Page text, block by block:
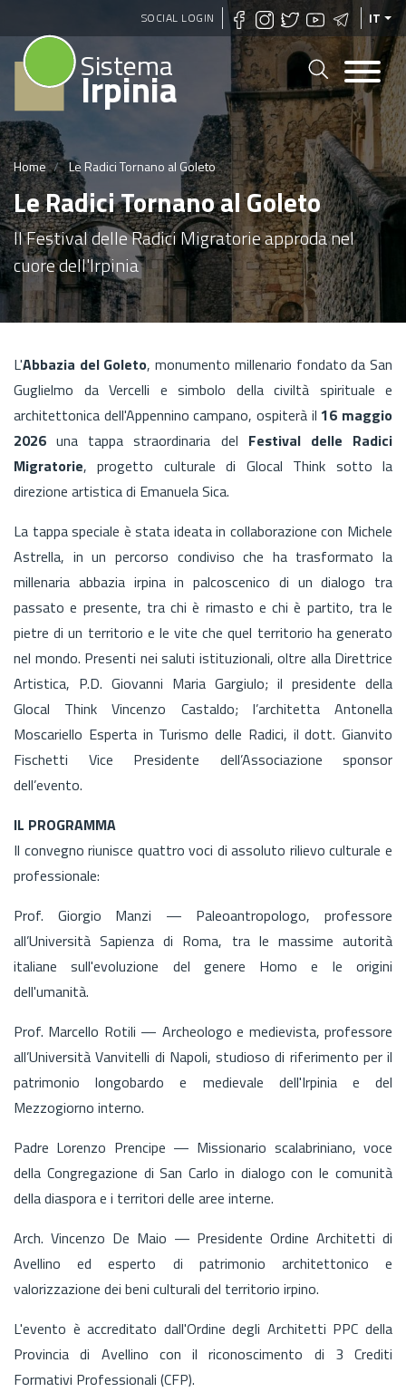
Salta
al
contenuto
principale
SOCIAL LOGIN IT
Sistema
Irpinia
Home Le Radici Tornano al Goleto
Le Radici Tornano al Goleto
Il Festival delle Radici Migratorie approda nel
cuore dell'Irpinia
L'Abbazia del Goleto, monumento millenario fondato da San
Guglielmo da Vercelli e simbolo della civiltà spirituale e
architettonica dell'Appennino campano, ospiterà il 16 maggio
2026una tappa straordinaria del Festival delle Radici
Migratorie, progetto culturale di Glocal Think sotto la
direzione artistica di Emanuela Sica.
La tappa speciale è stata ideata in collaborazione con Michele
Astrella, in un percorso condiviso che ha trasformato la
millenaria abbazia irpina in palcoscenico di un dialogo tra
passato e presente, tra chi è rimasto e chi è partito, tra le
pietre di un territorio e le vite che quel territorio ha generato
nel mondo. Presenti nei saluti istituzionali, oltre alla Direttrice
Artistica, P.D. Giovanni Maria Gargiulo; il presidente della
Glocal Think Vincenzo Castaldo; l’architetta Antonella
Moscariello Esperta in Turismo delle Radici, il dott. Gianvito
Fischetti Vice Presidente dell’Associazione sponsor
dell’evento.
IL PROGRAMMA
Il convegno riunisce quattro voci di assoluto rilievo culturale e
professionale:
Prof. Giorgio Manzi — Paleoantropologo, professore
all’Università Sapienza di Roma, tra le massime autorità
italiane sull'evoluzione del genere Homo e le origini
dell'umanità.
Prof. Marcello Rotili — Archeologo e medievista, professore
all’Università Vanvitelli di Napoli, studioso di riferimento per il
patrimonio longobardo e medievale dell'Irpinia e del
Mezzogiorno interno.
Padre Lorenzo Prencipe — Missionario scalabriniano, voce
della Congregazione di San Carlo in dialogo con le comunità
della diaspora e i territori delle aree interne.
Arch. Vincenzo De Maio — Presidente Ordine Architetti di
Avellino ed esperto di patrimonio architettonico e
valorizzazione dei beni culturali del territorio irpino.
L'evento è accreditato dall'Ordine degli Architetti PPC della
Provincia di Avellino con il riconoscimento di 3 Crediti
Formativi Professionali (CFP).